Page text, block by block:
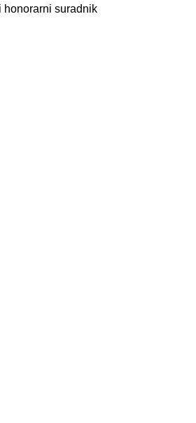
honorarni suradnik